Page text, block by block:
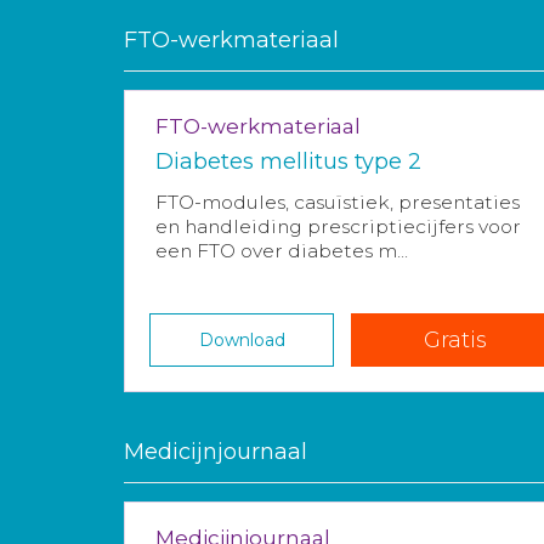
FTO-werkmateriaal
FTO-werkmateriaal
Diabetes mellitus type 2
FTO-modules, casuïstiek, presentaties
en handleiding prescriptiecijfers voor
een FTO over diabetes m...
Download Gratis
Medicijnjournaal
Medicijnjournaal